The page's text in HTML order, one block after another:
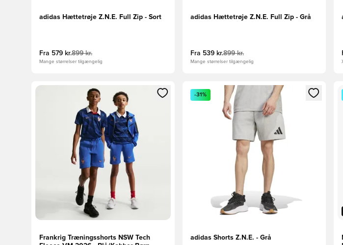
adidas Hættetrøje Z.N.E. Full Zip - Sort
Fra 579 kr.899 kr.
Mange størrelser tilgængelig
adidas Hættetrøje Z.N.E. Full Zip - Grå
Fra 539 kr.899 kr.
Mange størrelser tilgængelig
Åbner en Modal til at logge ind eller tilmelde dig som medlem
Frankrig Træningsshorts NSW Tech
Åbner en Modal til at logge ind eller tilmelde
-31%
adidas Shorts Z.N.E. - Grå